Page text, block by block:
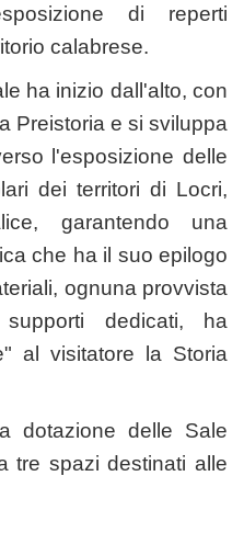
di reperti
calabrese.
ha inizio dall'alto, con
Preistoria e si sviluppa
l'esposizione delle
dei territori di Locri,
garantendo una
che ha il suo epilogo
ognuna provvista
dedicati, ha
al visitatore la Storia
dotazione delle Sale
tre spazi destinati alle